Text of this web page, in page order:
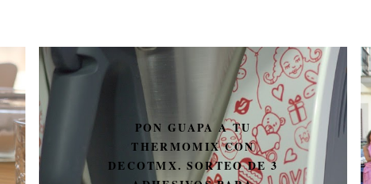
PON GUAPA A TU
THERMOMIX CON
DECOTMX. SORTEO DE 3